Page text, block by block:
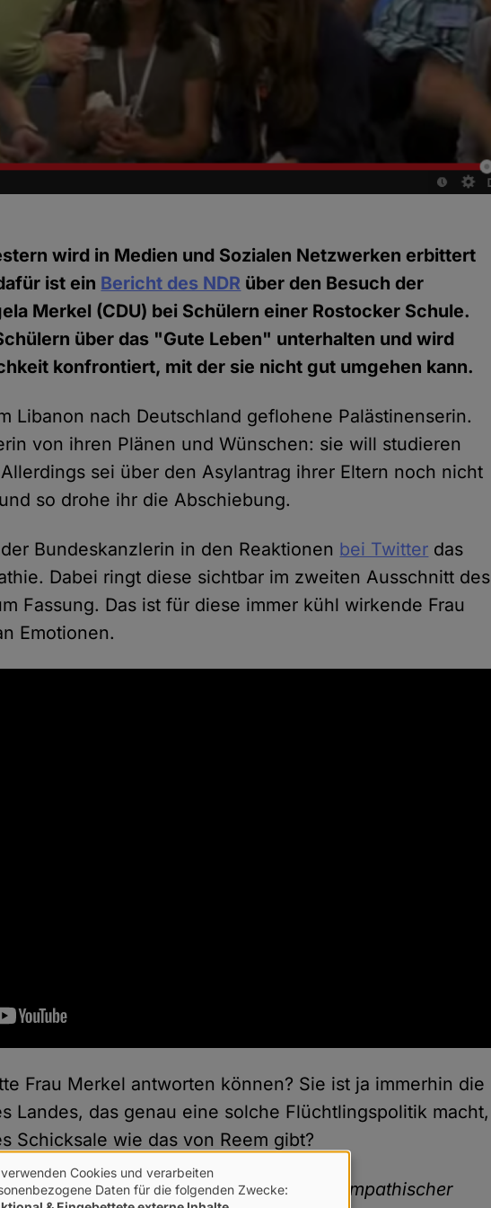
wird in Medien und Sozialen Netzwerken erbittert
ist ein Bericht des NDR über den Besuch der
Merkel (CDU) bei Schülern einer Rostocker Schule.
über das "Gute Leben" unterhalten und wird
konfrontiert, mit der sie nicht gut umgehen kann.
Libanon nach Deutschland geflohene Palästinenserin.
von ihren Plänen und Wünschen: sie will studieren
sei über den Asylantrag ihrer Eltern noch nicht
so drohe ihr die Abschiebung.
Bundeskanzlerin in den Reaktionen bei Twitter das
Dabei ringt diese sichtbar im zweiten Ausschnitt des
Fassung. Das ist für diese immer kühl wirkende Frau
Emotionen.
Frau Merkel antworten können? Sie ist ja immerhin die
Landes, das genau eine solche Flüchtlingspolitik macht,
Schicksale wie das von Reem gibt?
stehst, dann bist du ja ein unheimlich sympathischer
Cookies und verarbeiten
Daten für die folgenden Zwecke: